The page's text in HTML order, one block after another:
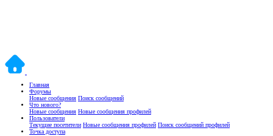
Главная
Форумы
Новые сообщения Поиск сообщений
Что нового?
Новые сообщения Новые сообщения профилей
Пользователи
Текущие посетители Новые сообщения профилей Поиск сообщений профилей
Точка доступа